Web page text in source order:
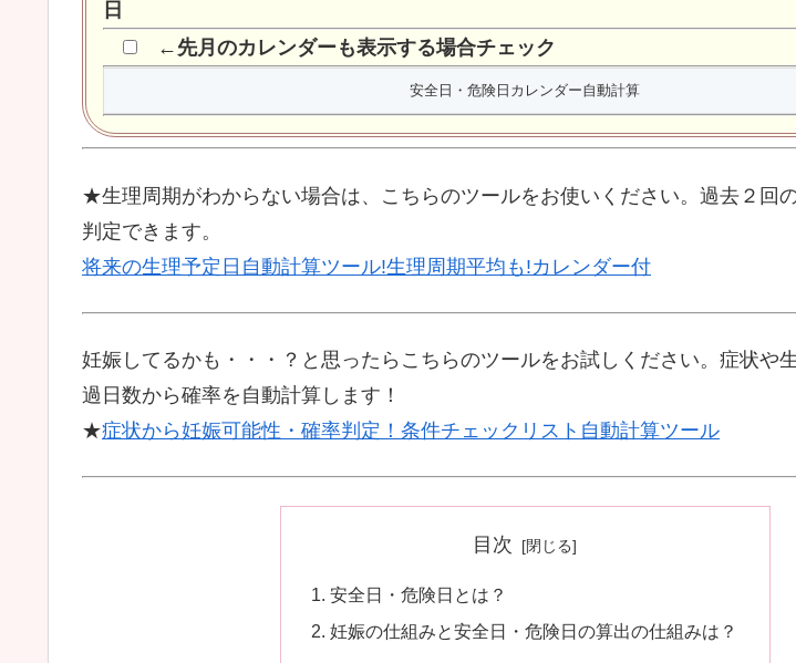
日
←先月のカレンダーも表示する場合チェック
★生理周期がわからない場合は、こちらのツールをお使いください。過去２回
判定できます。
将来の生理予定日自動計算ツール!生理周期平均も!カレンダー付
妊娠してるかも・・・？と思ったらこちらのツールをお試しください。症状や
過日数から確率を自動計算します！
★症状から妊娠可能性・確率判定！条件チェックリスト自動計算ツール
目次
安全日・危険日とは？
妊娠の仕組みと安全日・危険日の算出の仕組みは？